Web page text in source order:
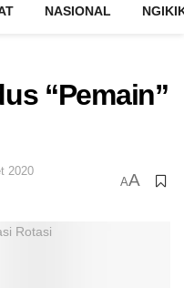
NASIONAL
“Pemain”
2020
AA